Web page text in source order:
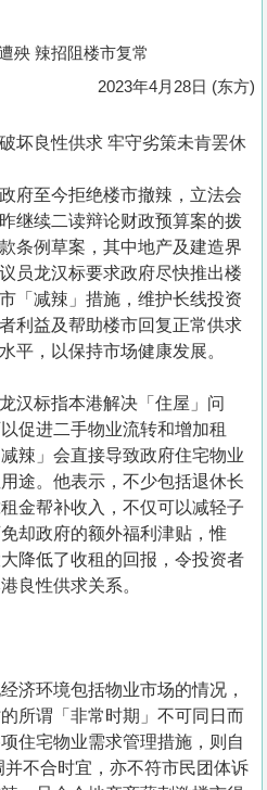
殃 辣招阻楼市复常
2023年4月28日 (东方)
破坏良性供求 牢守劣策未肯罢休
政府至今拒绝楼市撤辣，立法会
昨继续二读辩论财政预算案的拨
款条例草案，其中地产及建造界
议员龙汉标要求政府尽快推出楼
市「减辣」措施，维护长线投资
者利益及帮助楼市回复正常供求
水平，以保持市场健康发展。
龙汉标指本港解决「住屋」问
促进二手物业流转和增加租
辣」会直接导致政府住宅物业
途。他表示，不少包括退休长
金帮补收入，不仅可以减轻子
却政府的额外福利津贴，惟
降低了收租的回报，令投资者
良性供求关系。
济环境包括物业市场的情况，
所谓「非常时期」不可同日而
住宅物业需求管理措施，则自
不合时宜，亦不符市民团体诉